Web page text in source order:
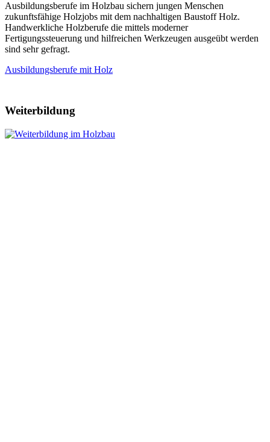
Ausbildungsberufe im Holzbau sichern jungen Menschen
zukunftsfähige Holzjobs mit dem nachhaltigen Baustoff Holz.
Handwerkliche Holzberufe die mittels moderner
Fertigungssteuerung und hilfreichen Werkzeugen ausgeübt werden
sind sehr gefragt.
Ausbildungsberufe mit Holz
Weiterbildung